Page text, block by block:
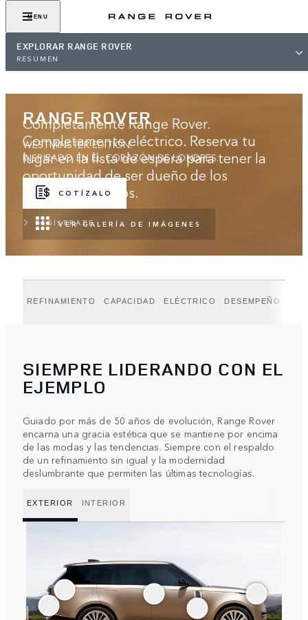
MENU
EXPLORAR RANGE ROVER
RESUMEN
RANGE ROVER
WESTMINSTER EDITION.
INSPIRADO EN EL CORAZÓN DE LONDRES.
COTÍZALO
VER GALERÍA DE IMÁGENES
Completamente Range Rover.
Completamente eléctrico. Reserva tu
lugar en la lista de espera para tener la
oportunidad de ser dueño de los
primeros modelos.
REGÍSTRATE
REFINAMIENTO CAPACIDAD ELÉCTRICO DESEMPEÑO
SIEMPRE LIDERANDO CON EL
EJEMPLO
Guiado por más de 50 años de evolución, Range Rover
encarna una gracia estética que se mantiene por encima
de las modas y las tendencias. Siempre con el respaldo
de un refinamiento sin igual y la modernidad
deslumbrante que permiten las últimas tecnologías.
EXTERIOR INTERIOR